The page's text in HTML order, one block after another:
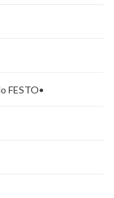
FESTO•